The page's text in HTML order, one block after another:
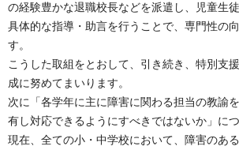
の経験豊かな退職校長などを派遣し、児童生
具体的な指導・助言を行うことで、専門性の
す。
こうした取組をとおして、引き続き、特別支
成に努めてまいります。
次に「各学年に主に障害に関わる担当の教諭
有し対応できるようにすべきではないか」に
現在、全ての小・中学校において、障害のあ